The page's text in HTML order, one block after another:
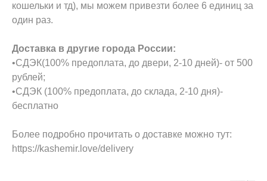
кошельки и тд), мы можем привезти более 6 единиц за
один раз.
Доставка в другие города России:
•СДЭК(100% предоплата, до двери, 2-10 дней)- от 500
рублей;
•СДЭК (100% предоплата, до склада, 2-10 дня)-
бесплатно
Более подробно прочитать о доставке можно тут:
https://kashemir.love/delivery